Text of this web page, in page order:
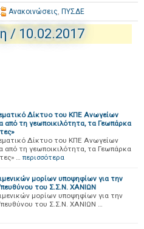
Ανακοινώσεις, ΠΥΣΔΕ
/ 10.02.2017
Δίκτυο του ΚΠΕ Ανωγείων
τη γεωποικιλότητα, τα Γεωπάρκα
Δίκτυο του ΚΠΕ Ανωγείων
τη γεωποικιλότητα, τα Γεωπάρκα
… περισσότερα
μορίων υποψηφίων για την
του Σ.Σ.Ν. ΧΑΝΙΩΝ
μορίων υποψηφίων για την
του Σ.Σ.Ν. ΧΑΝΙΩΝ …